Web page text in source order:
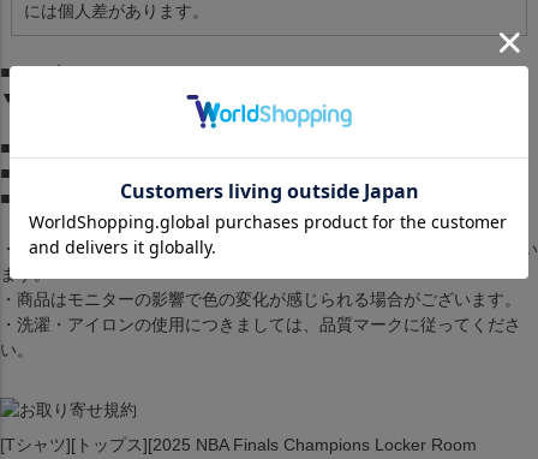
には個人差があります。
■サイズ：
▼アイテム情報に参考サイズ記載
■素材：-
■ブランド：ナイキ/Nike
■生産国：-
・商品は生産時期によってデザインやサイズに差が生じる場合がござい
ます。
・商品はモニターの影響で色の変化が感じられる場合がございます。
・洗濯・アイロンの使用につきましては、品質マークに従ってくださ
い。
[Tシャツ][トップス][2025 NBA Finals Champions Locker Room